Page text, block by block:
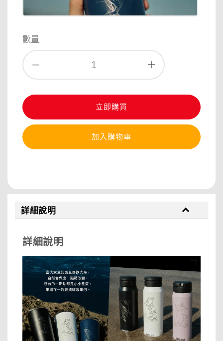
數量
立即購買
加入購物車
詳細說明
詳細說明